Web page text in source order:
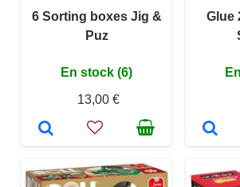
6 Sorting boxes Jig &
Puz
En stock (6)
13,00 €
Glue